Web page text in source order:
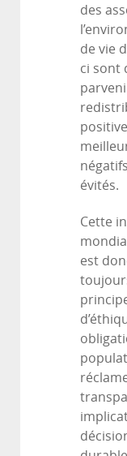
des
de vie
ci sont
évités.
Cette
est